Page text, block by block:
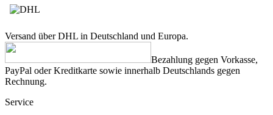
Versand über DHL in Deutschland und Europa.
Bezahlung gegen Vorkasse,
PayPal oder Kreditkarte sowie innerhalb Deutschlands gegen
Rechnung.
Service